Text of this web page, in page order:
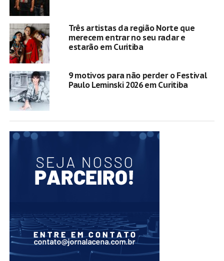
Três artistas da região Norte que
merecem entrar no seu radar e
estarão em Curitiba
9 motivos para não perder o Festival
Paulo Leminski 2026 em Curitiba